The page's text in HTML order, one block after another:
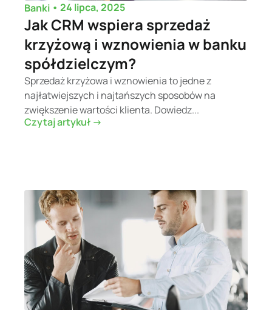
Banki • 24 lipca, 2025
Jak CRM wspiera sprzedaż
krzyżową i wznowienia w banku
spółdzielczym?
Sprzedaż krzyżowa i wznowienia to jedne z
najłatwiejszych i najtańszych sposobów na
zwiększenie wartości klienta. Dowiedz...
Czytaj artykuł ->